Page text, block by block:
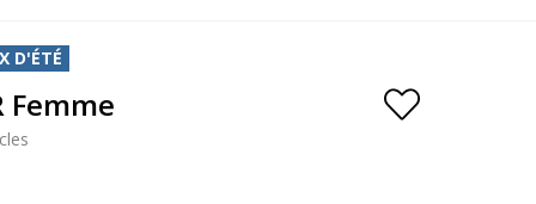
D'ÉTÉ
Femme